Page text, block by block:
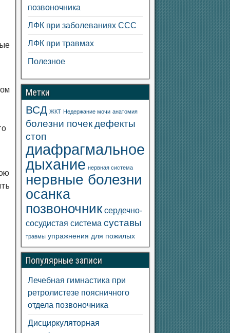
позвоночника
ЛФК при заболеваниях ССС
ЛФК при травмах
Полезное
Метки
ВСД ЖКТ Недержание мочи анатомия
болезни почекдефекты
стоп
диафрагмальное
дыхание нервная система
нервные болезни
осанка
позвоночник сердечно-
сосудистая система суставы
травмы упражнения для пожилых
Популярные записи
Лечебная гимнастика при
ретролистезе поясничного
отдела позвоночника
Дисциркуляторная